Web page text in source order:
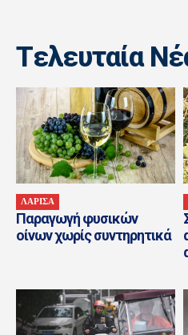
Tελευταία
ΛΑΡΙΣΑ
Παραγωγή φυσικών
οίνων χωρίς συντηρητικά